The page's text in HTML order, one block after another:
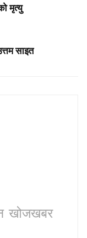
मृत्यु
साइत
खोजखबर